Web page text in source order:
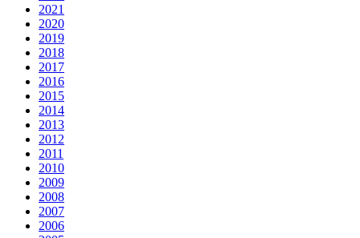
2021
2020
2019
2018
2017
2016
2015
2014
2013
2012
2011
2010
2009
2008
2007
2006